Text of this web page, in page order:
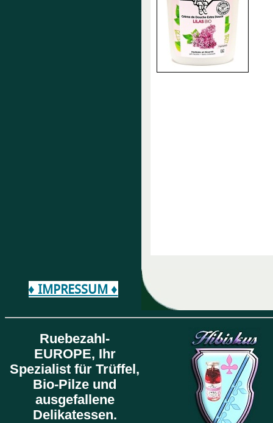
♦ IMPRESSUM ♦
Ruebezahl-
EUROPE, Ihr
Spezialist für Trüffel,
Bio-Pilze und
ausgefallene
Delikatessen.